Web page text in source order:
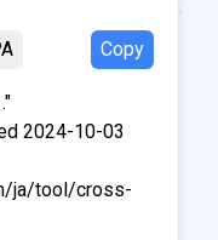
Copy
2024-10-03
ja/tool/cross-